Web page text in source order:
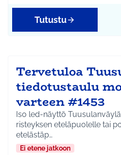
Tutustu
Tervetuloa
tiedotustaulu
varteen #1453
Iso led-näyttö
risteyksen eteläpuolelle tai
etelästäp…
Ei etene jatkoon